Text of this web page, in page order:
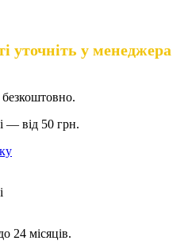
уточніть у менеджера
— від 50 грн.
24 місяців.